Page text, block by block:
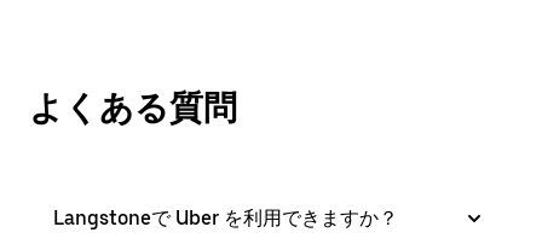
よくある質問
Langstoneで Uber を利用できますか？